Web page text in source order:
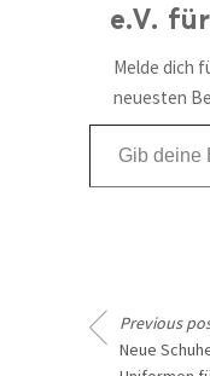
e.V.
Melde dich
neuesten
Gib deine E-Mail-Adresse ein ...
Previous
Neue